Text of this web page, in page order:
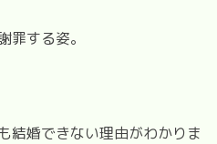
罪する姿。
結婚できない理由がわかりま